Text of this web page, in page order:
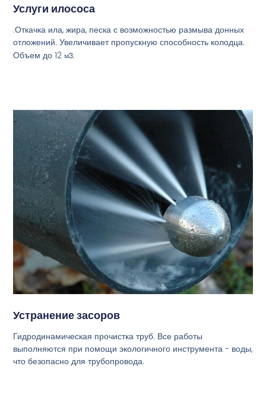
Услуги илососа
.Откачка ила, жира, песка с возможностью размыва донных
отложений. Увеличивает пропускную способность колодца.
Объем до 12м3.
Устранение засоров
Гидродинамическая прочистка труб. Все работы
выполняются при помощи экологичного инструмента - воды,
что безопасно для трубопровода.